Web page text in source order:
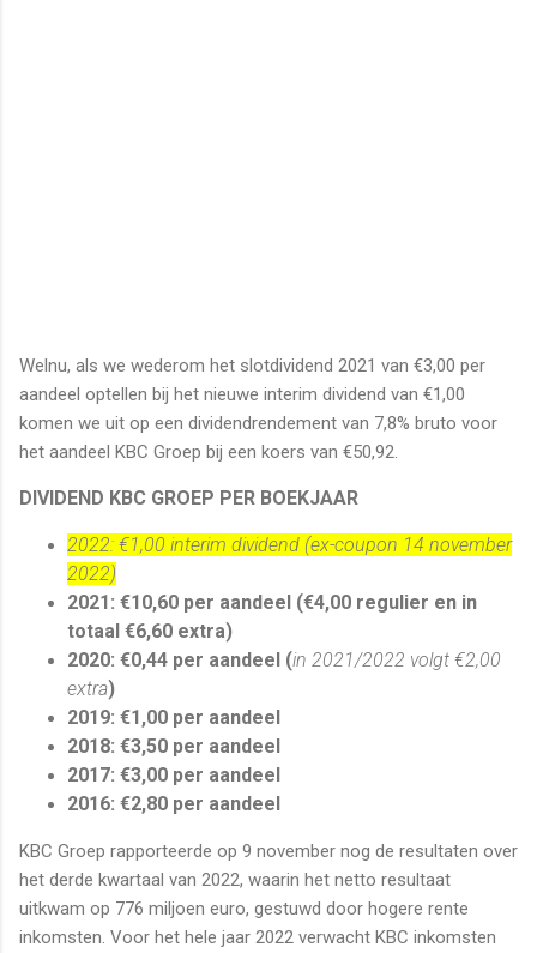
Welnu, als we wederom het slotdividend 2021 van €3,00 per
aandeel optellen bij het nieuwe interim dividend van €1,00
komen we uit op een dividendrendement van 7,8% bruto voor
het aandeel KBC Groep bij een koers van €50,92.
DIVIDEND KBC GROEP PER BOEKJAAR
2022: €1,00 interim dividend (ex-coupon 14 november
2022)
2021: €10,60 per aandeel (€4,00 regulier en in
totaal €6,60 extra)
2020: €0,44 per aandeel (in 2021/2022 volgt €2,00
extra)
2019: €1,00 per aandeel
2018: €3,50 per aandeel
2017: €3,00 per aandeel
2016: €2,80 per aandeel
KBC Groep rapporteerde op 9 november nog de resultaten over
het derde kwartaal van 2022, waarin het netto resultaat
uitkwam op 776 miljoen euro, gestuwd door hogere rente
inkomsten. Voor het hele jaar 2022 verwacht KBC inkomsten